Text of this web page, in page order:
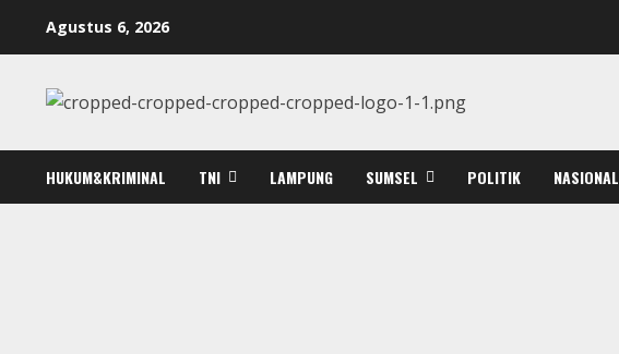
Agustus 6, 2026
HUKUM&KRIMINAL TNI LAMPUNG SUMSEL POLITIK NASIONAL